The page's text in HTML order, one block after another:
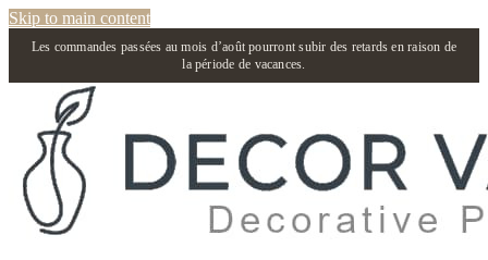
Skip to main content
Les commandes passées au mois d’août pourront subir des retards en raison de
la période de vacances.